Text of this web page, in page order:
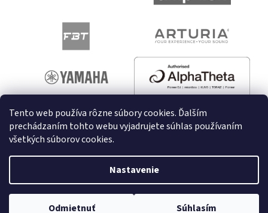
Tento web používa rôzne súbory cookies. Ďalším
prechádzaním tohto webu vyjadrujete súhlas používaním
všetkých súborov cookies.
Nastavenie
Odmietnuť Súhlasím
Vytvoril Shoptet
Copyright 2026melodyshop.sk. Všetky práva vyhradené.
Upraviť nastavenie cookies